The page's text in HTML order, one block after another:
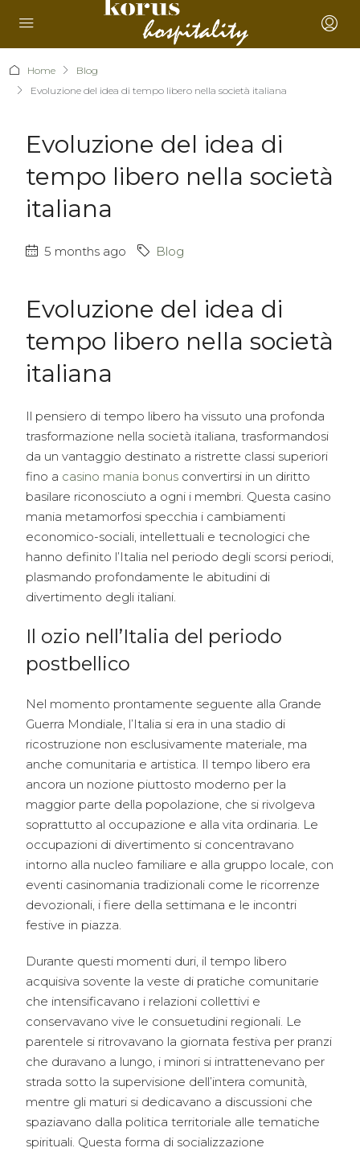
Home
Blog
Evoluzione del idea di tempo libero nella società italiana
Evoluzione del idea di
tempo libero nella società
italiana
5 months ago Blog
Evoluzione del idea di
tempo libero nella società
italiana
Il pensiero di tempo libero ha vissuto una profonda
trasformazione nella società italiana, trasformandosi
da un vantaggio destinato a ristrette classi superiori
fino a casino mania bonus convertirsi in un diritto
basilare riconosciuto a ogni i membri. Questa casino
mania metamorfosi specchia i cambiamenti
economico-sociali, intellettuali e tecnologici che
hanno definito l’Italia nel periodo degli scorsi periodi,
plasmando profondamente le abitudini di
divertimento degli italiani.
Il ozio nell’Italia del periodo
postbellico
Nel momento prontamente seguente alla Grande
Guerra Mondiale, l’Italia si era in una stadio di
ricostruzione non esclusivamente materiale, ma
anche comunitaria e artistica. Il tempo libero era
ancora un nozione piuttosto moderno per la
maggior parte della popolazione, che si rivolgeva
soprattutto al occupazione e alla vita ordinaria. Le
occupazioni di divertimento si concentravano
intorno alla nucleo familiare e alla gruppo locale, con
eventi casinomania tradizionali come le ricorrenze
devozionali, i fiere della settimana e le incontri
festive in piazza.
Durante questi momenti duri, il tempo libero
acquisiva sovente la veste di pratiche comunitarie
che intensificavano i relazioni collettivi e
conservavano vive le consuetudini regionali. Le
parentele si ritrovavano la giornata festiva per pranzi
che duravano a lungo, i minori si intrattenevano per
strada sotto la supervisione dell’intera comunità,
mentre gli maturi si dedicavano a discussioni che
spaziavano dalla politica territoriale alle tematiche
spirituali. Questa forma di socializzazione